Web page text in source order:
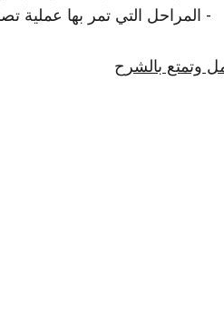
التي تمر بها عملية
وتمتع بالشرح